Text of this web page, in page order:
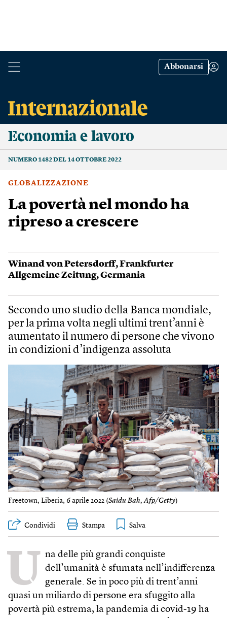
Abbonarsi
Economia e lavoro
NUMERO 1482 DEL 14 OTTOBRE 2022
GLOBALIZZAZIONE
La povertà nel mondo ha
ripreso a crescere
Winand von Petersdorff,Frankfurter
Allgemeine Zeitung,Germania
Secondo uno studio della Banca mondiale,
per la prima volta negli ultimi trent’anni è
aumentato il numero di persone che vivono
in condizioni d’indigenza assoluta
Freetown, Liberia, 6 aprile 2022 (Saidu Bah, Afp/Getty)
Condividi Stampa
U na delle più grandi conquiste
dell’umanità è sfumata nell’indifferenza
generale. Se in poco più di trent’anni
quasi un miliardo di persone era sfuggito alla
povertà più estrema, la pandemia di covid-19 ha